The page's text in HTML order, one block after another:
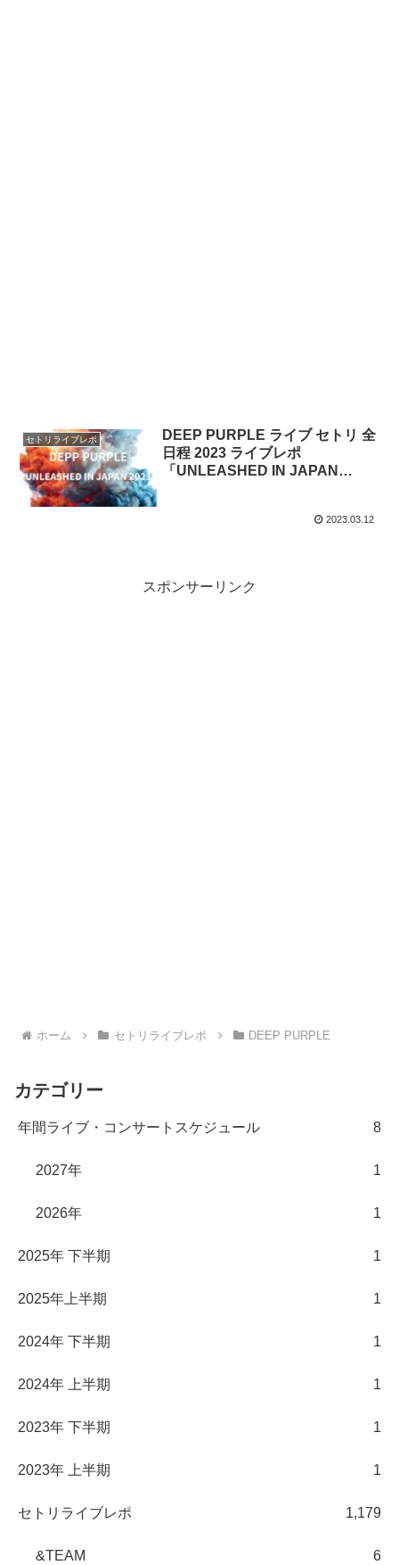
セトリライブレポ
DEEP PURPLE ライブ セトリ 全
日程 2023 ライブレポ
「UNLEASHED IN JAPAN
2023.03.12
スポンサーリンク
ホーム セトリライブレポ DEEP PURPLE
カテゴリー
年間ライブ・コンサートスケジュール 8
2027年 1
2026年 1
2025年 下半期 1
2025年上半期 1
2024年 下半期 1
2024年 上半期 1
2023年 下半期 1
2023年 上半期 1
セトリライブレポ 1,179
&TEAM 6